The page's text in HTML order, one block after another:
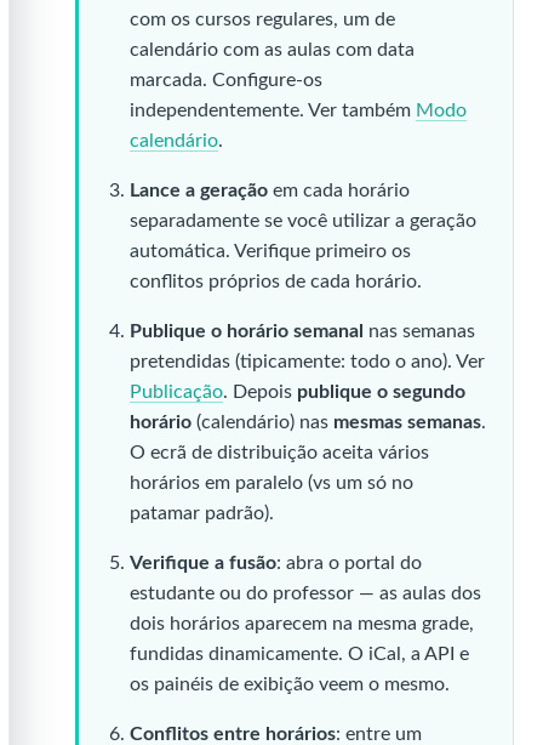
com os cursos regulares, um de
calendário com as aulas com data
marcada. Configure-os
independentemente. Ver também Modo
calendário.
Lance a geração em cada horário
separadamente se você utilizar a geração
automática. Verifique primeiro os
conflitos próprios de cada horário.
Publique o horário semanal nas semanas
pretendidas (tipicamente: todo o ano). Ver
Publicação. Depois publique o segundo
horário (calendário) nas mesmas semanas.
O ecrã de distribuição aceita vários
horários em paralelo (vs um só no
patamar padrão).
Verifique a fusão: abra o portal do
estudante ou do professor — as aulas dos
dois horários aparecem na mesma grade,
fundidas dinamicamente. O iCal, a API e
os painéis de exibição veem o mesmo.
Conflitos entre horários: entre um